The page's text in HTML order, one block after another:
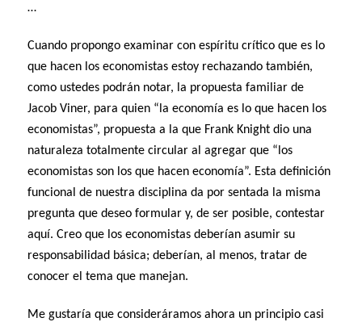
…
Cuando propongo examinar con espíritu crítico que es lo
que hacen los economistas estoy rechazando también,
como ustedes podrán notar, la propuesta familiar de
Jacob Viner, para quien “la economía es lo que hacen los
economistas”, propuesta a la que Frank Knight dio una
naturaleza totalmente circular al agregar que “los
economistas son los que hacen economía”. Esta definición
funcional de nuestra disciplina da por sentada la misma
pregunta que deseo formular y, de ser posible, contestar
aquí. Creo que los economistas deberían asumir su
responsabilidad básica; deberían, al menos, tratar de
conocer el tema que manejan.
Me gustaría que consideráramos ahora un principio casi